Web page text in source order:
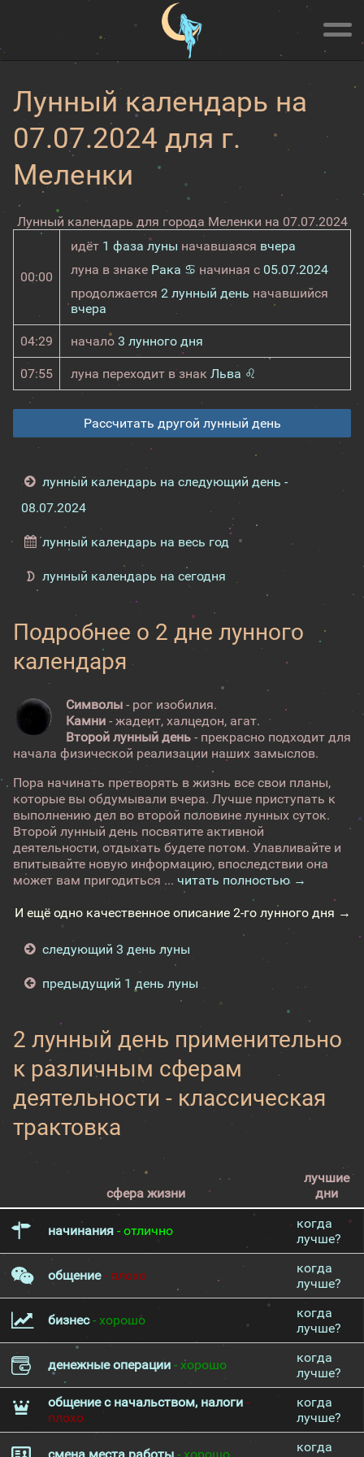
Лунный календарь на
07.07.2024 для г.
Меленки
Лунный календарь для города Меленки на 07.07.2024
00:00
идёт 1 фаза луны начавшаяся вчера
луна в знаке Рака ♋ начиная с 05.07.2024
продолжается 2 лунный день начавшийся
вчера
04:29 начало3 лунного дня
07:55 луна переходит в знак Льва ♌
Рассчитать другой лунный день
лунный календарь на следующий день -
08.07.2024
лунный календарь на весь год
лунный календарь на сегодня
Подробнее о 2 дне лунного
календаря
Символы - рог изобилия.
Камни - жадеит, халцедон, агат.
Второй лунный день - прекрасно подходит для
начала физической реализации наших замыслов.
Пора начинать претворять в жизнь все свои планы,
которые вы обдумывали вчера. Лучше приступать к
выполнению дел во второй половине лунных суток.
Второй лунный день посвятите активной
деятельности, отдыхать будете потом. Улавливайте и
впитывайте новую информацию, впоследствии она
может вам пригодиться ... читать полностью →
И ещё одно качественное описание 2-го лунного дня →
следующий 3 день луны
предыдущий 1 день луны
2 лунный день применительно
к различным сферам
деятельности - классическая
трактовка
сфера жизни
лучшие
дни
начинания - отлично
когда
лучше?
общение- плохо
когда
лучше?
бизнес- хорошо
когда
лучше?
денежные операции - хорошо
когда
лучше?
общение с начальством, налоги -
плохо
когда
лучше?
когда